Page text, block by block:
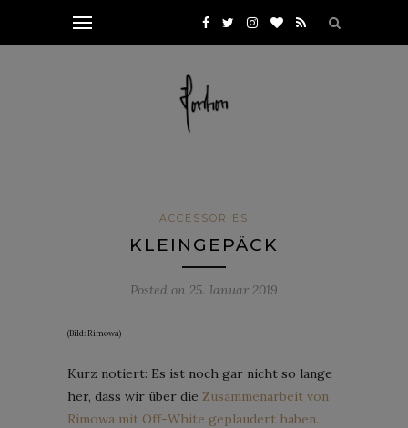
ACCESSORIES
KLEINGEPÄCK
Posted on 25. Januar 2019
(Bild: Rimowa)
Kurz notiert: Es ist noch gar nicht so lange
her, dass wir über die Zusammenarbeit von
Rimowa mit Off-White geplaudert haben.